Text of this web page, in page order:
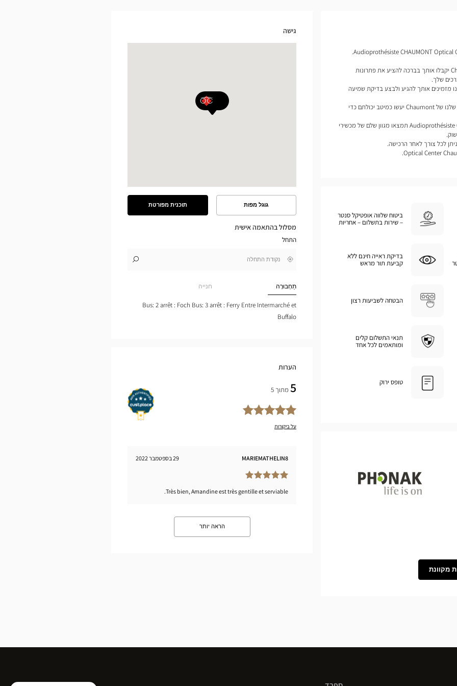
מומחי מכשירי השמיעה שלנו של Chaumont יקבלו אותך בברכה להציע את פתרונות
שלך.
מזמינים אותך להגיע ולבצע בדיקת שמיעה
לפי הפרופיל שלך, מומחי מכשירי השמיעה שלנו של Chaumont יעשו כמיטב יכולתם כדי
בחנות שלנו Audioprothésiste CHAUMONT Optical Center תמצאו מגוון שלם של מכשירי
לכל צורך לאחר הרכישה.
ביטוח שלווה אופטיקל סנטר
– שירות בתשלום – אחריות
בדיקת ראייה חינם ללא
קביעת תור מראש
הבטחה לשביעות רצון
תנאי התשלום קלים
ומותאמים לכל אחד
טופס ירוק
מקוונת
גישה
גוגל מפות
ראה
את
במפת
תוכנית מפורטת
ראה
מסלול בהתאמה אישית
התחל
,
Center
בקרבתי לו"ז
לחנות
תַחְבּוּרָה חנייה
Bus: 2 arrêt : Foch Bus: 3 arrêt : Ferry Entre Intermarché et
Buffalo
הערות
5 מתוך 5
על ביקורות
MARIEMATHELIN8 29 בספטמבר 2022
Très bien, Amandine est très gentille et serviable.
הראה יותר